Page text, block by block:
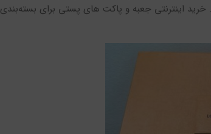
اینترنتی جعبه و پاکت های پستی برای بسته‌بندی